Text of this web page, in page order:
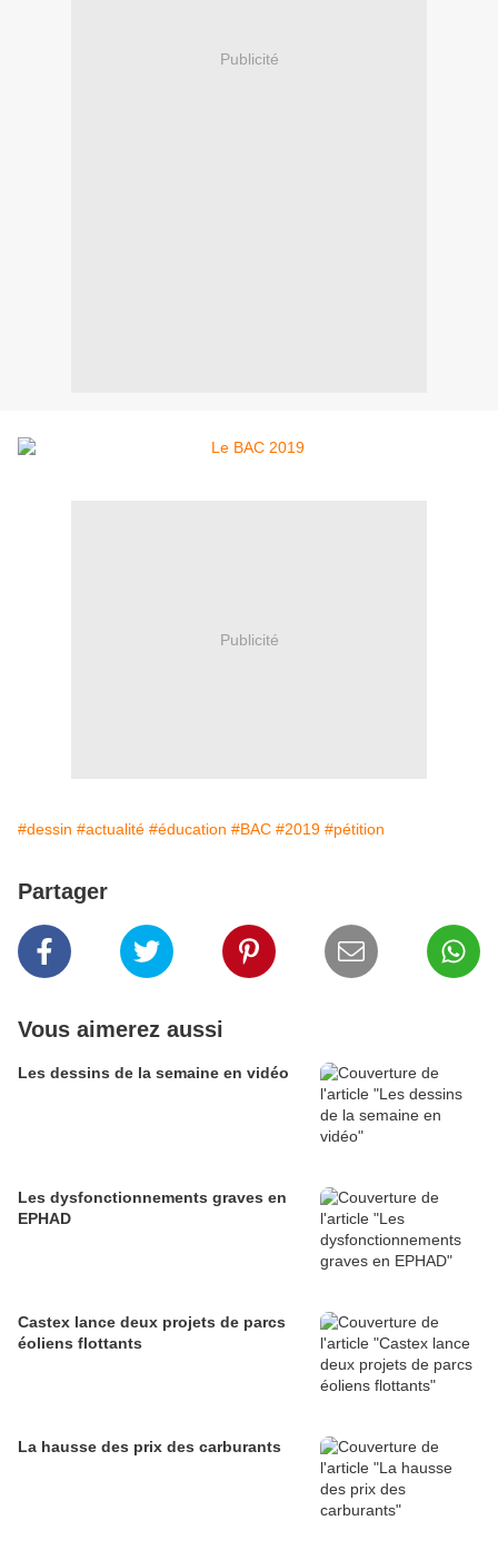
Publicité
Publicité
#dessin #actualité #éducation #BAC #2019 #pétition
Partager
Vous aimerez aussi
Les dessins de la semaine en vidéo
Les dysfonctionnements graves en
EPHAD
Castex lance deux projets de parcs
éoliens flottants
La hausse des prix des carburants